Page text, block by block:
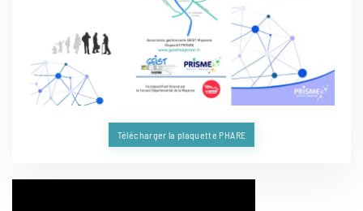
Télécharger la plaquette PHARE